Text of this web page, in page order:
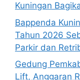
Kuningan
Bappenda
Tahun 2026
Parkir dan
Gedung
Lift, Anggaran